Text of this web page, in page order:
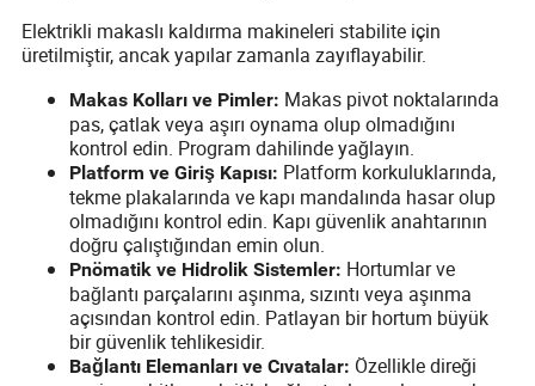
Elektrikli makaslı kaldırma makineleri stabilite için
üretilmiştir, ancak yapılar zamanla zayıflayabilir.
Makas Kolları ve Pimler: Makas pivot noktalarında
pas, çatlak veya aşırı oynama olup olmadığını
kontrol edin. Program dahilinde yağlayın.
Platform ve Giriş Kapısı: Platform korkuluklarında,
tekme plakalarında ve kapı mandalında hasar olup
olmadığını kontrol edin. Kapı güvenlik anahtarının
doğru çalıştığından emin olun.
Pnömatik ve Hidrolik Sistemler: Hortumlar ve
bağlantı parçalarını aşınma, sızıntı veya aşınma
açısından kontrol edin. Patlayan bir hortum büyük
bir güvenlik tehlikesidir.
Bağlantı Elemanları ve Cıvatalar: Özellikle direği